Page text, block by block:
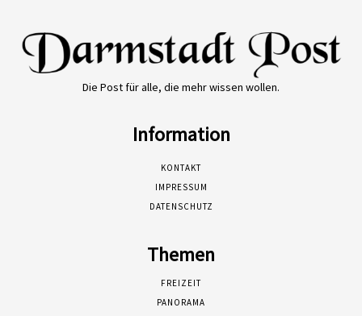
Die Post für alle, die mehr wissen wollen.
Information
KONTAKT
IMPRESSUM
DATENSCHUTZ
Themen
FREIZEIT
PANORAMA